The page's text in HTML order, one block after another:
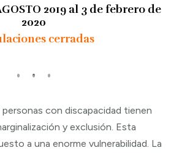
2019 al 3 de febrero de
2020
cerradas
personas con discapacidad tienen
y exclusión. Esta
a una enorme vulnerabilidad. La